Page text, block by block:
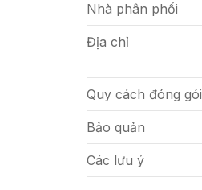
Nhà phân phối
Địa chỉ
Quy cách đóng gói
Bảo quản
Các lưu ý